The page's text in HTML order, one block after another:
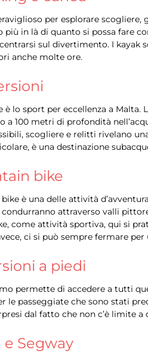
per esplorare
più in là di quanto si possa fare
sul divertimento. I kayak
anche molte ore.
è lo sport per eccellenza a
a 100 metri di profondità
scogliere e relitti rivelano
è una destinazione
bike
è una delle attività
attraverso valli
come attività sportiva, qui si
ci si può sempre fermare
a piedi
permette di accedere a tutti
le passeggiate che sono stati
dal fatto che non c’è limite
e Segway